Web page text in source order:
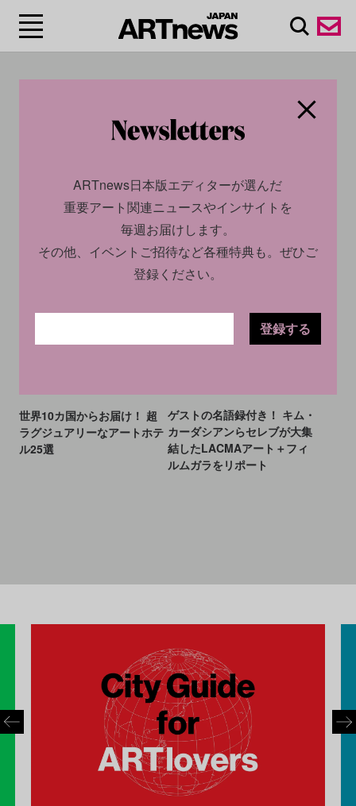
#レオナルド・ディカプ
リオ/Leonardo
世界10カ国からお届け！ 超
ラグジュアリーなアートホテ
ル25選
ゲストの名語録付き！ キム・
カーダシアンらセレブが大集
結したLACMAアート＋フィ
ルムガラをリポート
ARTnews日本版エディターが選んだ
重要アート関連ニュースやインサイトを
毎週お届けします。
その他、イベントご招待など各種特典も。ぜひご
登録ください。
登録する